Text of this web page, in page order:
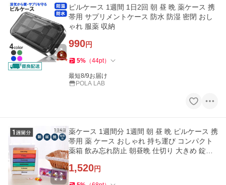
ピルケース 1週間 1日2回 朝 昼 晩 薬ケース 携
帯用 サプリメントケース 防水 防湿 密閉 おし
ゃれ 服薬 収納
990円
5% （44pt）
最短8/9お届け
POLA LAB
薬ケース 1週間分 1週間 朝 昼 晩 ピルケース 携
帯用 薬 ケース おしゃれ 持ち運び コンパクト
薬箱 飲み忘れ防止 朝昼晩 仕切り 大きめ 錠剤
1,520円